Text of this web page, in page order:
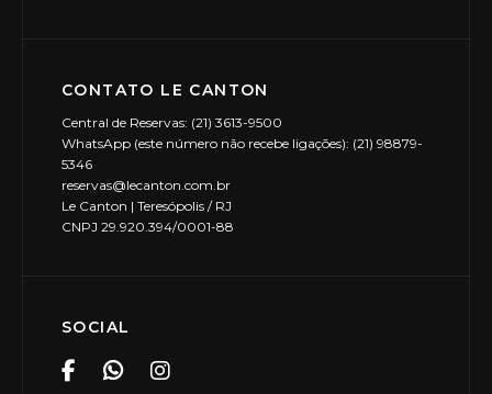
CONTATO LE CANTON
Central de Reservas: (21) 3613-9500
WhatsApp (este número não recebe ligações): (21) 98879-
5346
reservas@lecanton.com.br
Le Canton | Teresópolis / RJ
CNPJ 29.920.394/0001-88
SOCIAL